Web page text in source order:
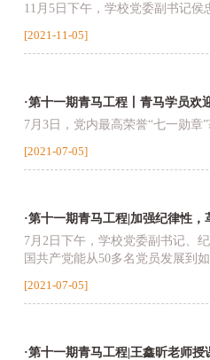
11月5日下午，学校党委副书记
[2021-11-05]
·第十一期青马工程丨青马学员欢
7月3日，党内最高荣誉“七一勋
[2021-07-05]
·第十一期青马工程|加强纪律性，
7月2日下午，学校党委副书记、
国共产党能从50多名党员发展到
[2021-07-05]
·第十一期青马工程|王鑫昕老师